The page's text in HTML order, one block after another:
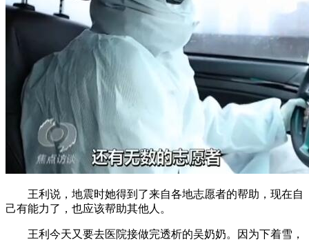
王利说，地震时她得到了来自各地志愿者的帮助，现在自
己有能力了，也应该帮助其他人。
王利今天又要去医院接做完透析的吴奶奶。因为下着雪，